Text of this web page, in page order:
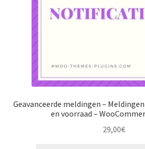
Geavanceerde meldingen –
en voorraad –
29,00€